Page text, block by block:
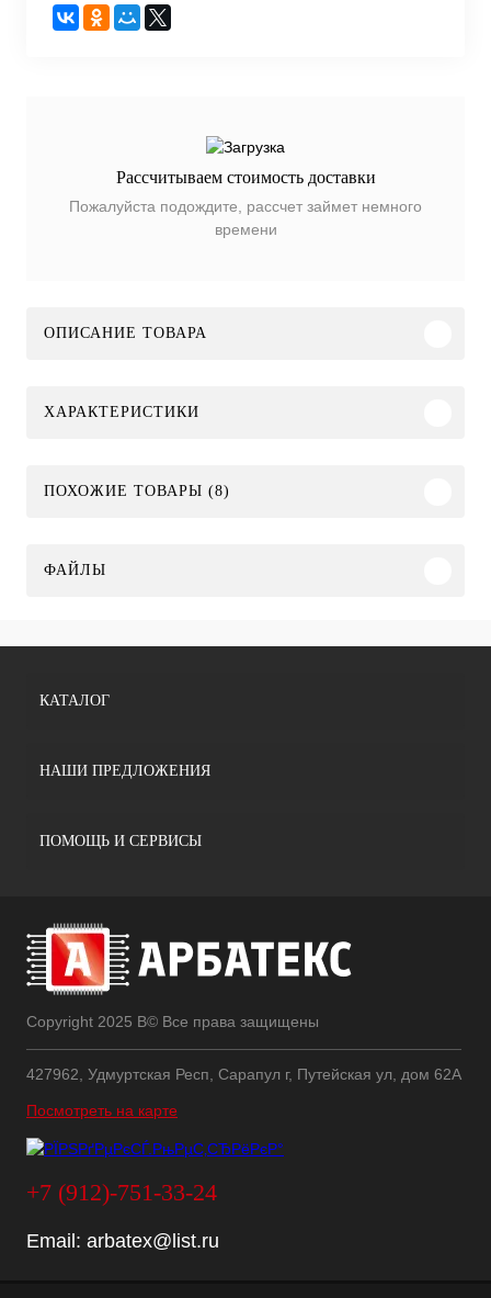
Рассчитываем стоимость доставки
Пожалуйста подождите, рассчет займет немного
времени
ОПИСАНИЕ ТОВАРА
ХАРАКТЕРИСТИКИ
ПОХОЖИЕ ТОВАРЫ (8)
ФАЙЛЫ
КАТАЛОГ
НАШИ ПРЕДЛОЖЕНИЯ
ПОМОЩЬ И СЕРВИСЫ
Copyright 2025 В© Все права защищены
427962, Удмуртская Респ, Сарапул г, Путейская ул, дом 62А
Посмотреть на карте
+7 (912)-751-33-24
Email: arbatex@list.ru